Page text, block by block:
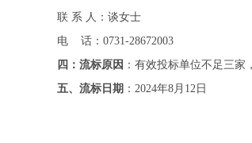
联 系 人：谈女士
电 话：0731-28672003
四：流标原因 ：有效投标单位不足三家
五、流标日期 ：2024年8月12日